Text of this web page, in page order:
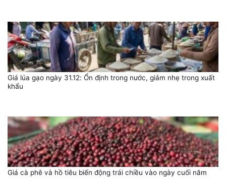
Giá lúa gạo ngày 31.12: Ổn định trong nước, giảm nhẹ trong xuất
khẩu
Giá cà phê và hồ tiêu biến động trái chiều vào ngày cuối năm